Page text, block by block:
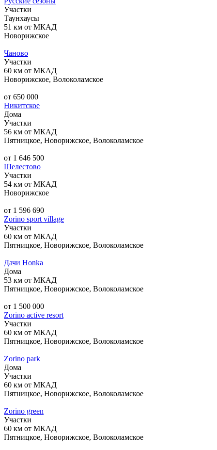
Участки
Таунхаусы
51 км от МКАД
Новорижское
Чаново
Участки
60 км от МКАД
Новорижское, Волоколамское
от 650 000
Никитское
Дома
Участки
56 км от МКАД
Пятницкое, Новорижское, Волоколамское
от 1 646 500
Шелестово
Участки
54 км от МКАД
Новорижское
от 1 596 690
Zorino sport village
Участки
60 км от МКАД
Пятницкое, Новорижское, Волоколамское
Дачи Honka
Дома
53 км от МКАД
Пятницкое, Новорижское, Волоколамское
от 1 500 000
Zorino active resort
Участки
60 км от МКАД
Пятницкое, Новорижское, Волоколамское
Zorino park
Дома
Участки
60 км от МКАД
Пятницкое, Новорижское, Волоколамское
Zorino green
Участки
60 км от МКАД
Пятницкое, Новорижское, Волоколамское